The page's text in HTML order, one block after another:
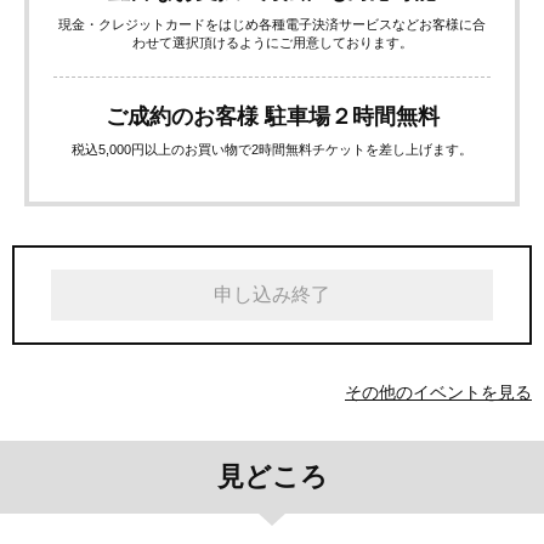
現金・クレジットカードをはじめ各種電子決済サービスなどお客様に合
わせて選択頂けるようにご用意しております。
ご成約のお客様 駐車場２時間無料
税込5,000円以上のお買い物で2時間無料チケットを差し上げます。
申し込み終了
その他のイベントを見る
見どころ